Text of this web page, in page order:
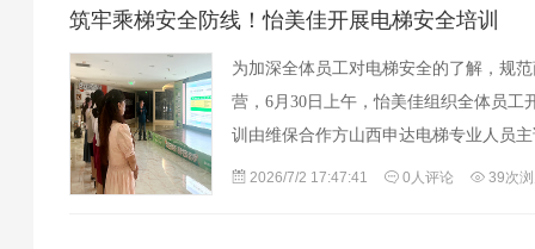
筑牢乘梯安全防线！怡美佳开展电梯安全培训
为加深全体员工对电梯安全的了解，规
营，6月30日上午，怡美佳组织全体员工
训由维保合作方山西申达电梯专业人员
涵盖电梯安全风险、直梯扶梯乘坐规范
2026/7/2 17:47:41 0人评论 39次